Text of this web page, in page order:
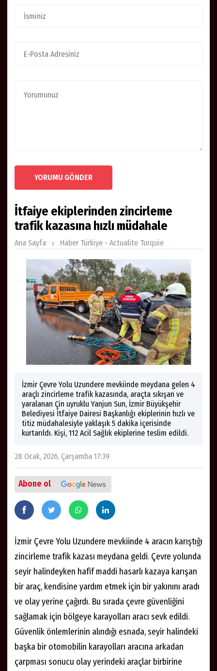
YORUMU GÖNDER
İtfaiye ekiplerinden zincirleme
trafik kazasına hızlı müdahale
Ana Sayfa Haber Türkiye - Actualite Turquie
İzmir Çevre Yolu Uzundere mevkiinde meydana gelen 4
araçlı zincirleme trafik kazasında, araçta sıkışan ve
yaralanan Çin uyruklu Yanjun Sun, İzmir Büyükşehir
Belediyesi İtfaiye Dairesi Başkanlığı ekiplerinin hızlı ve
titiz müdahalesiyle yaklaşık 5 dakika içerisinde
kurtarıldı. Kişi, 112 Acil Sağlık ekiplerine teslim edildi.
28 Ocak, 2026, Çarşamba 17:39
Abone ol
İzmir Çevre Yolu Uzundere mevkiinde 4 aracın karıştığı
zincirleme trafik kazası meydana geldi. Çevre yolunda
seyir halindeyken hafif maddi hasarlı kazaya karışan
bir araç, kendisine yardım etmek için bir yakınını aradı
ve olay yerine çağırdı. Bu sırada çevre güvenliğini
sağlamak için bölgeye karayolları aracı sevk edildi.
Güvenlik önlemlerinin alındığı esnada, seyir halindeki
başka bir otomobilin karayolları aracına arkadan
çarpması sonucu olay yerindeki araçlar birbirine